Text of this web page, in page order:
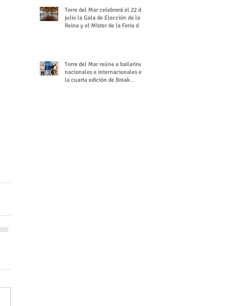
Torre del Mar celebrará el 22 de
julio la Gala de Elección de la
Reina y el Míster de la Feria de
Torre del Mar reúne a bailarines
nacionales e internacionales en
la cuarta edición de Break